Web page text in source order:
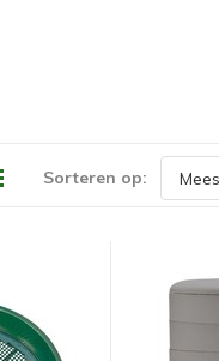
Sorteren op: